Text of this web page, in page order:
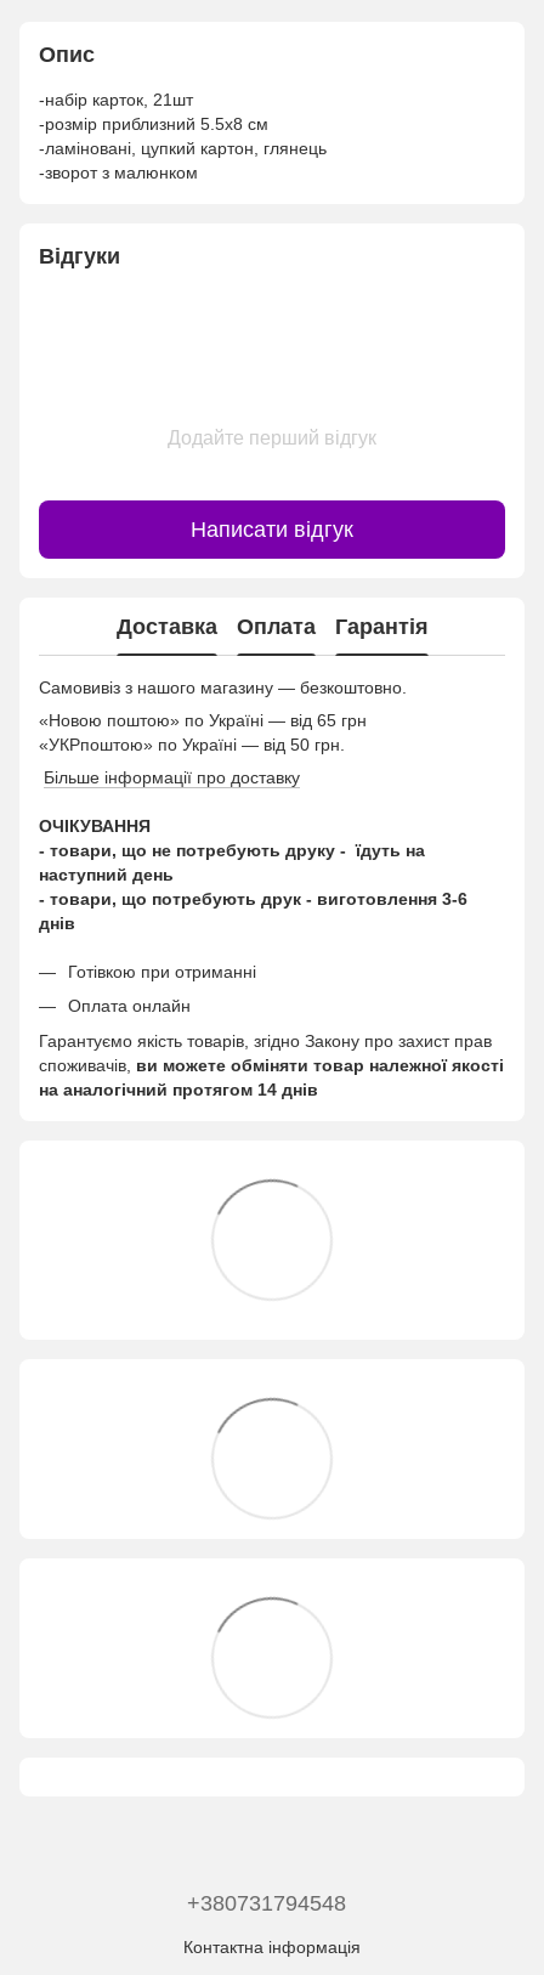
Опис
-набір карток, 21шт
-розмір приблизний 5.5х8 см
-ламіновані, цупкий картон, глянець
-зворот з малюнком
Відгуки
Додайте перший відгук
Написати відгук
Доставка Оплата Гарантія
Самовивіз з нашого магазину — безкоштовно.
«Новою поштою» по Україні — від 65 грн
«УКРпоштою» по Україні — від 50 грн.
Більше інформації про доставку
ОЧІКУВАННЯ
- товари, що не потребують друку - їдуть на
наступний день
- товари, що потребують друк - виготовлення 3-6
днів
Готівкою при отриманні
Оплата онлайн
Гарантуємо якість товарів, згідно Закону про захист прав
споживачів, ви можете обміняти товар належної якості
на аналогічний протягом 14 днів
+380731794548
Контактна інформація